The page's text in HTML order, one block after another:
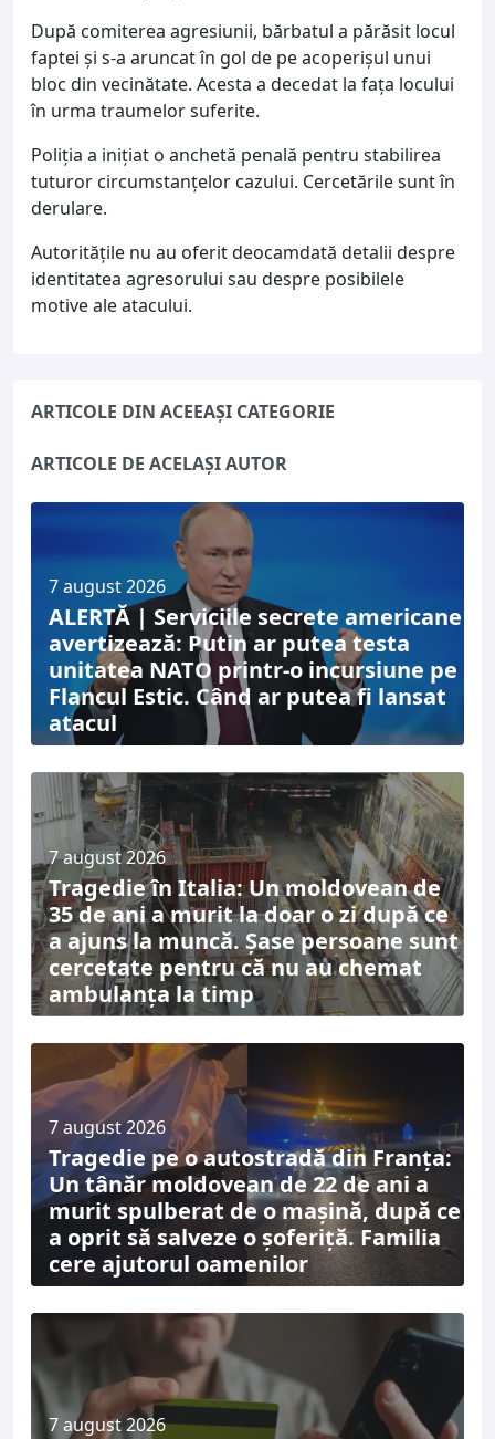
După comiterea agresiunii, bărbatul a părăsit locul
faptei și s-a aruncat în gol de pe acoperișul unui
bloc din vecinătate. Acesta a decedat la fața locului
în urma traumelor suferite.
Poliția a inițiat o anchetă penală pentru stabilirea
tuturor circumstanțelor cazului. Cercetările sunt în
derulare.
Autoritățile nu au oferit deocamdată detalii despre
identitatea agresorului sau despre posibilele
motive ale atacului.
ARTICOLE DIN ACEEAȘI CATEGORIE
ARTICOLE DE ACELAȘI AUTOR
7 august 2026
ALERTĂ | Serviciile secrete americane
avertizează: Putin ar putea testa
unitatea NATO printr-o incursiune pe
Flancul Estic. Când ar putea fi lansat
atacul
7 august 2026
Tragedie în Italia: Un moldovean de
35 de ani a murit la doar o zi după ce
a ajuns la muncă. Șase persoane sunt
cercetate pentru că nu au chemat
ambulanța la timp
7 august 2026
Tragedie pe o autostradă din Franța:
Un tânăr moldovean de 22 de ani a
murit spulberat de o mașină, după ce
a oprit să salveze o șoferiță. Familia
cere ajutorul oamenilor
7 august 2026